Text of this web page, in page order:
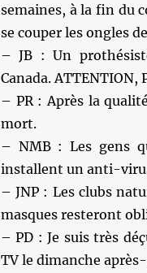
semaines, à la fin du
se couper les ongles
– JB : Un
Canada. ATTENTION,
– PR : Après la
mort.
– NMB : Les gens
installent un anti-
– JNP : Les clubs
masques resteront
– PD : Je suis très
TV le dimanche